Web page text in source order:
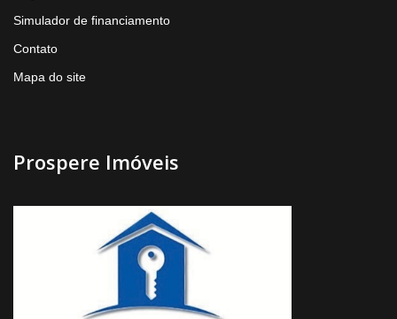
Simulador de financiamento
Contato
Mapa do site
Prospere Imóveis